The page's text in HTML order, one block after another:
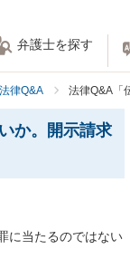
弁護士を探す
律Q&A 法律Q&A「
か。開示請求
に当たるのではない